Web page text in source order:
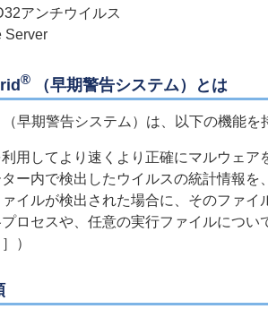
アンチウイルス
Server
® （早期警告システム）とは
（早期警告システム）は、以下の機能を
用してより速くより正確にマルウェア
ー内で検出したウイルスの統計情報を
イルが検出された場合に、そのファイ
ロセスや、任意の実行ファイルにつ
）